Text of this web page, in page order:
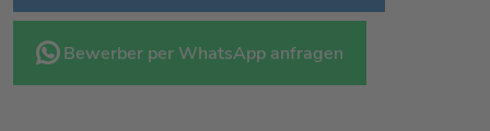
Bewerber per WhatsApp anfragen